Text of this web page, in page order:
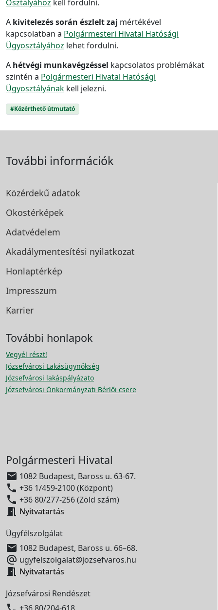
Osztályához kell fordulni.
A kivitelezés során észlelt zaj mértékével
kapcsolatban a Polgármesteri Hivatal Hatósági
Ügyosztályához lehet fordulni.
A hétvégi munkavégzéssel kapcsolatos problémákat
szintén a Polgármesteri Hivatal Hatósági
Ügyosztályának kell jelezni.
#Közérthető útmutató
További információk
Közérdekű adatok
Okostérképek
Adatvédelem
Akadálymentesítési nyilatkozat
Honlaptérkép
Impresszum
Karrier
További honlapok
Vegyél részt!
Józsefvárosi Lakásügynökség
Józsefvárosi lakáspályázato
Józsefvárosi Önkormányzati Bérlői csere
Polgármesteri Hivatal
 1082 Budapest, Baross u. 63-67.
 +36 1/459-2100 (Központ)
 +36 80/277-256 (Zöld szám)
 Nyitvatartás
Ügyfélszolgálat
 1082 Budapest, Baross u. 66–68.
 ugyfelszolgalat@jozsefvaros.hu
 Nyitvatartás
Józsefvárosi Rendészet
+36 80/204-618